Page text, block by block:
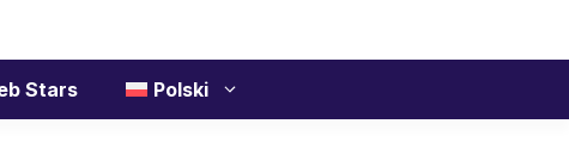
Stars Polski